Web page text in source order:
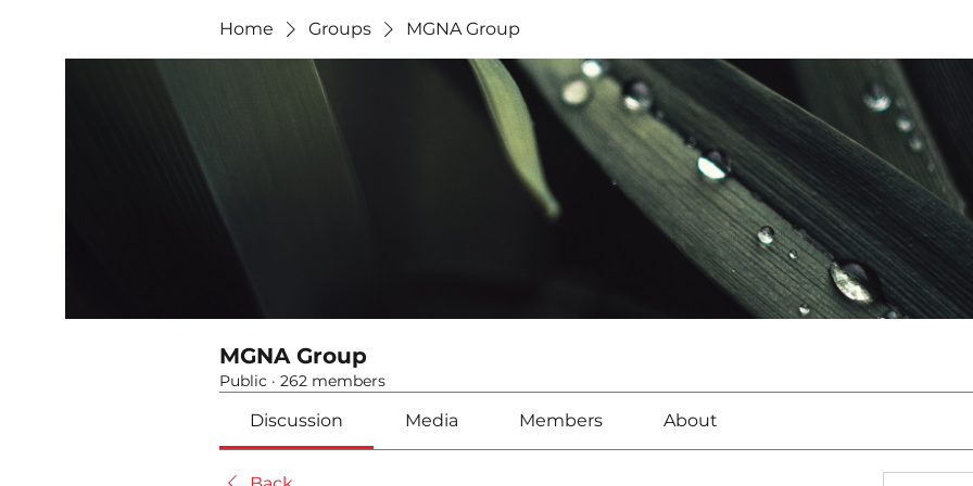
Home Groups MGNA Group
MGNA Group
Public · 262 members
Discussion Media Members About